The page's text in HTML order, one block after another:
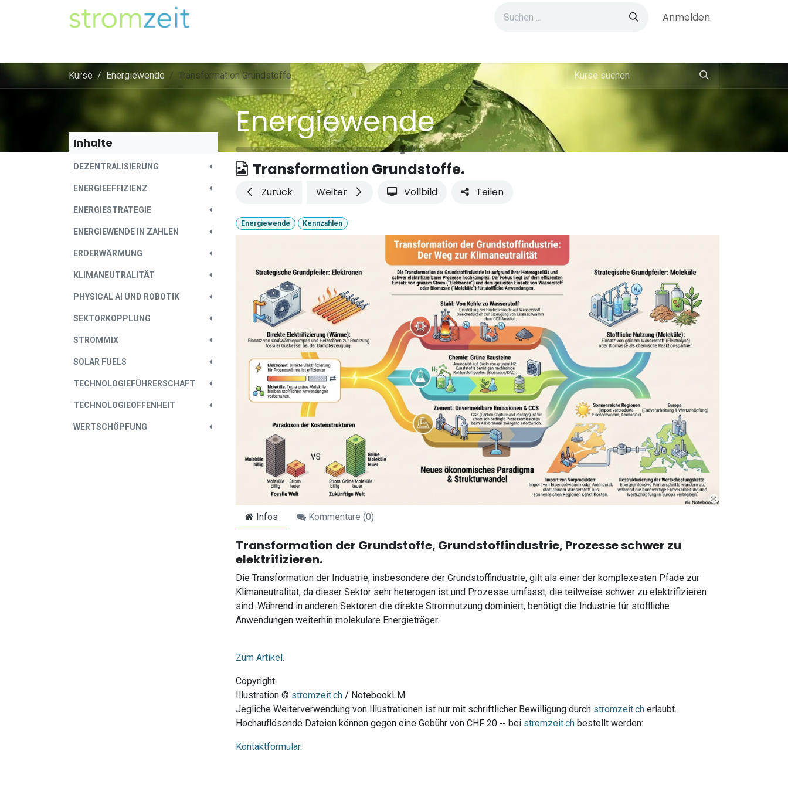
Zum Inhalt springen
Anmelden
Kurse Energiewende Transformation Grundstoffe.
Energiewende
0%
Inhalte
DEZENTRALISIERUNG
ENERGIEEFFIZIENZ
ENERGIESTRATEGIE
ENERGIEWENDE IN ZAHLEN
ERDERWÄRMUNG
KLIMANEUTRALITÄT
PHYSICAL AI UND ROBOTIK
SEKTORKOPPLUNG
STROMMIX
SOLAR FUELS
TECHNOLOGIEFÜHRERSCHAFT
TECHNOLOGIEOFFENHEIT
WERTSCHÖPFUNG
Transformation Grundstoffe.
Zurück Weiter Vollbild Teilen
Energiewende Kennzahlen
Infos Kommentare (0)
Transformation der Grundstoffe, Grundstoffindustrie, Prozesse schwer zu
elektrifizieren.
Die Transformation der Industrie, insbesondere der Grundstoffindustrie, gilt als einer der komplexesten Pfade zur
Klimaneutralität, da dieser Sektor sehr heterogen ist und Prozesse umfasst, die teilweise schwer zu elektrifizieren
sind. Während in anderen Sektoren die direkte Stromnutzung dominiert, benötigt die Industrie für stoffliche
Anwendungen weiterhin molekulare Energieträger.
Zum Artikel.
Copyright:
Illustration © stromzeit.ch / NotebookLM.
Jegliche Weiterverwendung von Illustrationen ist nur mit schriftlicher Bewilligung durch stromzeit.ch erlaubt.
Hochauflösende Dateien können gegen eine Gebühr von CHF 20.-- bei stromzeit.ch bestellt werden:
Kontaktformular.